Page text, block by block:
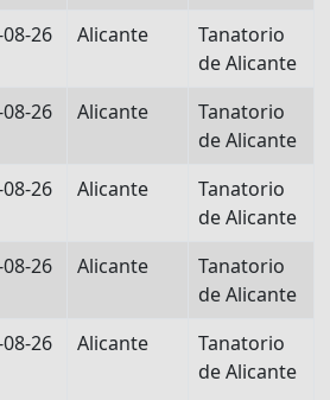
26 Alicante
Tanatorio
de Alicante
26 Alicante
Tanatorio
de Alicante
26 Alicante
Tanatorio
de Alicante
26 Alicante
Tanatorio
de Alicante
26 Alicante
Tanatorio
de Alicante